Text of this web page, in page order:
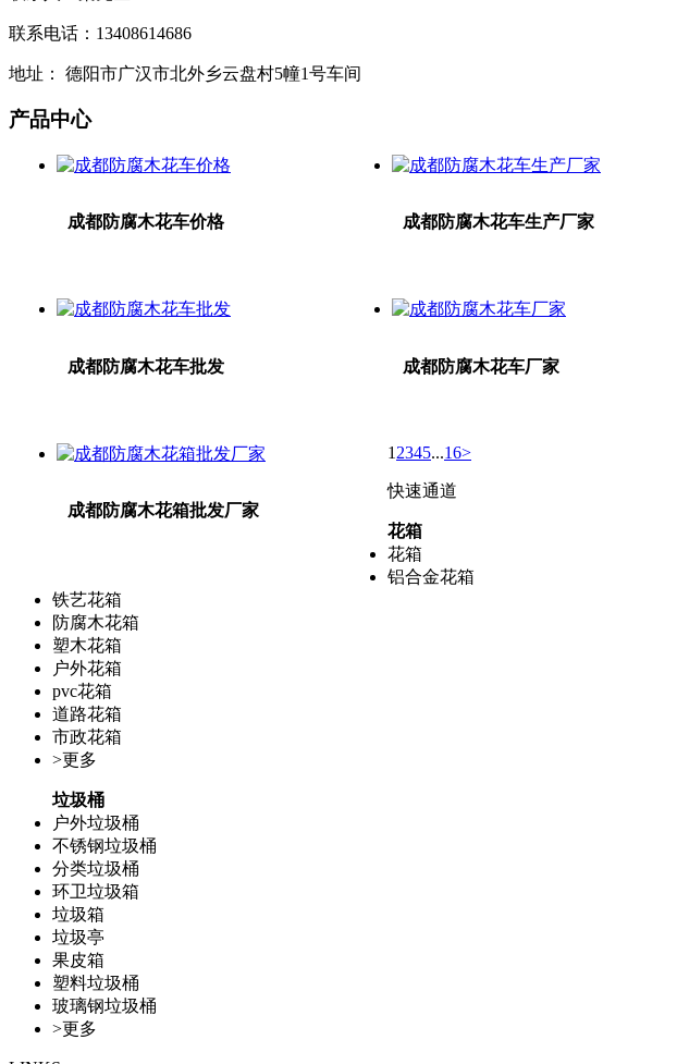
联系电话：13408614686
地址： 德阳市广汉市北外乡云盘村5幢1号车间
产品中心
成都防腐木花车价格 成都防腐木花车生产厂家
成都防腐木花车批发 成都防腐木花车厂家
成都防腐木花箱批发厂家
1 2345...16>
快速通道
花箱
花箱
铝合金花箱
铁艺花箱
防腐木花箱
塑木花箱
户外花箱
pvc花箱
道路花箱
市政花箱
>更多
垃圾桶
户外垃圾桶
不锈钢垃圾桶
分类垃圾桶
环卫垃圾箱
垃圾箱
垃圾亭
果皮箱
塑料垃圾桶
玻璃钢垃圾桶
>更多